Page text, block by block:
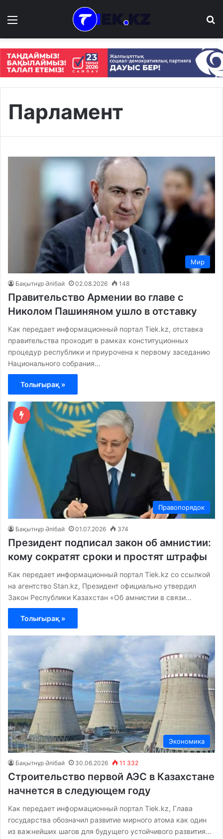
Парламент
Мир
Бақытнұр Әлібай 02.08.2026 148
Правительство Армении во главе с
Николом Пашиняном ушло в отставку
Как передает информационный портал Tiek.kz, отставка
правительства проходит в рамках конституционных
процедур республики и приурочена к первому заседанию
Национального собрания…
Толығырақ »
Правопорядок
Бақытнұр Әлібай 01.07.2026 374
Президент подписал закон об амнистии:
кому сократят сроки и простят штрафы
Как передает информационный портал Tiek.kz со ссылкой
на агентство Stan.kz, Президент официально утвердил
Закон Республики Казахстан «Об амнистии в связи…
Толығырақ »
Экономика
Бақытнұр Әлібай 30.06.2026 11 332
Строительство первой АЭС в Казахстане
начнется в следующем году
Как передает информационный портал Tiek.kz, Глава
государства обозначил развитие мирного атома как один
из важнейших шагов для будущего устойчивого развития…